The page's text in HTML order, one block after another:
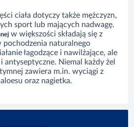
ciała dotyczy także mężczyzn,
sport lub mających nadwagę.
w większości składają się z
naturalnego
łagodzące i nawilżające, ale
antyseptyczne. Niemal każdy żel
zawiera m.in. wyciągi z
oraz nagietka.